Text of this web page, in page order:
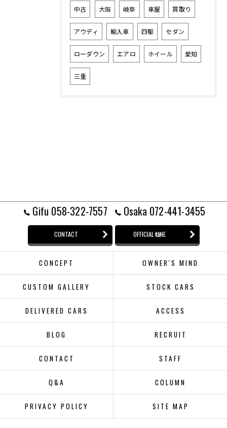
中古 大阪 岐阜 車屋 買取り
アウディ 輸入車 四駆 セダン
ローダウン エアロ ホイール 愛知
三重
Gifu 058-322-7557 Osaka 072-441-3455
CONTACT OFFICIAL LINE
CONCEPT OWNER'S MIND
CUSTOM GALLERY STOCK CARS
DELIVERED CARS ACCESS
BLOG RECRUIT
CONTACT STAFF
Q&A COLUMN
PRIVACY POLICY SITE MAP